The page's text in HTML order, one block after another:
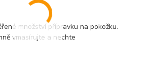
množství přípravku na pokožku.
vmasírujte a nechte